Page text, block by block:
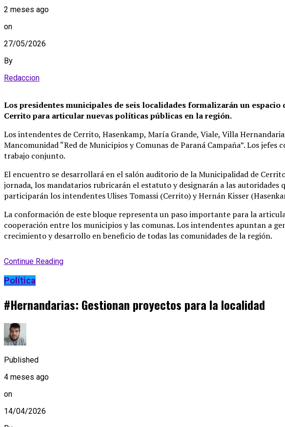
2 meses ago
on
27/05/2026
By
Redaccion
Los presidentes municipales de seis localidades formalizarán un
Cerrito para articular nuevas políticas públicas en la región.
Los intendentes de Cerrito, Hasenkamp, María Grande, Viale, Villa
Mancomunidad “Red de Municipios y Comunas de Paraná Campaña”. Los
trabajo conjunto.
El encuentro se desarrollará en el salón auditorio de la Municipalidad de
jornada, los mandatarios rubricarán el estatuto y designarán a las
participarán los intendentes Ulises Tomassi (Cerrito) y Hernán Kisser
La conformación de este bloque representa un paso importante para la
cooperación entre los municipios y las comunas. Los intendentes apuntan a
crecimiento y desarrollo en beneficio de todas las comunidades de la región.
Continue Reading
Política
#Hernandarias: Gestionan proyectos para la localidad
Published
4 meses ago
on
14/04/2026